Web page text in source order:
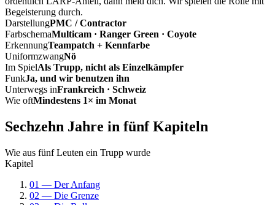
Begeisterung durch.
DarstellungPMC / Contractor
FarbschemaMulticam · Ranger Green · Coyote
ErkennungTeampatch + Kennfarbe
UniformzwangNö
Im SpielAls Trupp, nicht als Einzelkämpfer
FunkJa, und wir benutzen ihn
Unterwegs inFrankreich · Schweiz
Wie oftMindestens 1× im Monat
Sechzehn Jahre in fünf Kapiteln
Wie aus fünf Leuten ein Trupp wurde
Kapitel
01 — Der Anfang
02 — Die Grenze